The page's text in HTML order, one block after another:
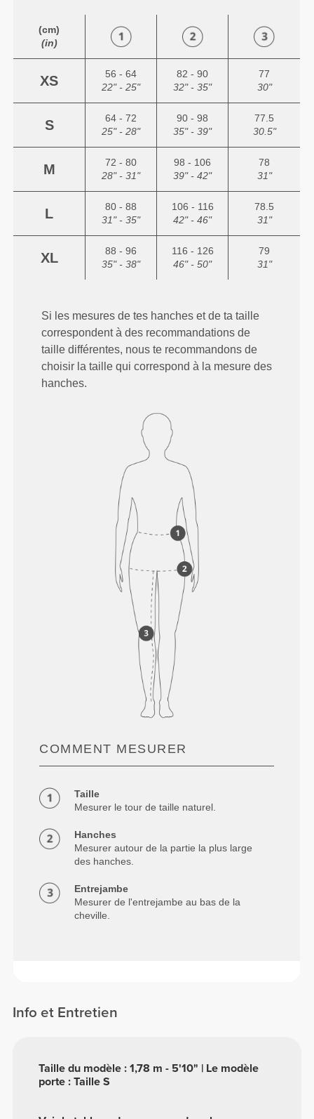
(cm)
(in)
XS
56 - 64
22" - 25"
82 - 90
32" - 35"
77
30"
S
64 - 72
25" - 28"
90 - 98
35" - 39"
77.5
30.5"
M
72 - 80
28" - 31"
98 - 106
39" - 42"
78
31"
L
80 - 88
31" - 35"
106 - 116
42" - 46"
78.5
31"
XL
88 - 96
35" - 38"
116 - 126
46" - 50"
79
31"
Si les mesures de tes hanches et de ta taille
correspondent à des recommandations de
taille différentes, nous te recommandons de
choisir la taille qui correspond à la mesure des
hanches.
COMMENT MESURER
Taille
Mesurer le tour de taille naturel.
Hanches
Mesurer autour de la partie la plus large
des hanches.
Entrejambe
Mesurer de l'entrejambe au bas de la
cheville.
Info et Entretien
Taille du modèle : 1,78 m - 5'10" | Le modèle
porte : Taille S